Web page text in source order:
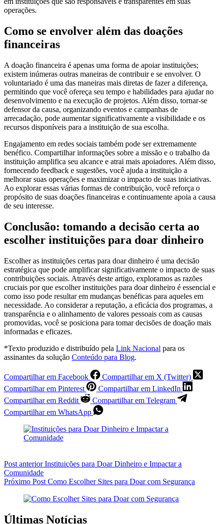
operações.
Como se envolver além das doações
financeiras
A doação financeira é apenas uma forma de apoiar instituições;
existem inúmeras outras maneiras de contribuir e se envolver. O
voluntariado é uma das maneiras mais diretas de fazer a diferença,
permitindo que você ofereça seu tempo e habilidades para ajudar no
desenvolvimento e na execução de projetos. Além disso, tornar-se
defensor da causa, organizando eventos e campanhas de
arrecadação, pode aumentar significativamente a visibilidade e os
recursos disponíveis para a instituição de sua escolha.
Engajamento em redes sociais também pode ser extremamente
benéfico. Compartilhar informações sobre a missão e o trabalho da
instituição amplifica seu alcance e atrai mais apoiadores. Além disso,
fornecendo feedback e sugestões, você ajuda a instituição a
melhorar suas operações e maximizar o impacto de suas iniciativas.
Ao explorar essas várias formas de contribuição, você reforça o
propósito de suas doações financeiras e continuamente apoia a causa
de seu interesse.
Conclusão: tomando a decisão certa ao
escolher instituições para doar dinheiro
Escolher as instituições certas para doar dinheiro é uma decisão
estratégica que pode amplificar significativamente o impacto de suas
contribuições sociais. Através deste artigo, exploramos as razões
cruciais por que escolher instituições para doar dinheiro é essencial e
como isso pode resultar em mudanças benéficas para aqueles em
necessidade. Ao considerar a reputação, a eficácia dos programas, a
transparência e o alinhamento de valores pessoais com as causas
promovidas, você se posiciona para tomar decisões de doação mais
informadas e eficazes.
*Texto produzido e distribuído pela Link Nacional para os
assinantes da solução Conteúdo para Blog.
Compartilhar em Facebook
Compartilhar em X (Twitter)
Compartilhar em Pinterest
Compartilhar em LinkedIn
Compartilhar em Reddit
Compartilhar em Telegram
Compartilhar em WhatsApp
Post anteriorInstituições para Doar Dinheiro e Impactar a
Comunidade
Próximo Post Como Escolher Sites para Doar com Segurança
Últimas Notícias